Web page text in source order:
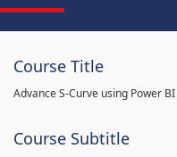
Course Title
Advance S-Curve using Power BI
Course Subtitle